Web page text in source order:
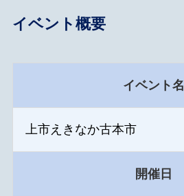
イベント概要
イベント名
上市えきなか古本市
開催日